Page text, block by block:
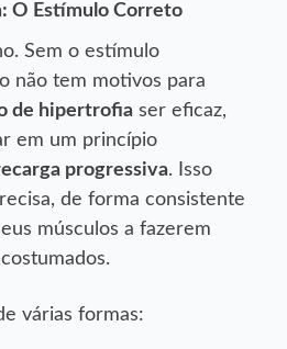
O Estímulo Correto
Sem o estímulo
não tem motivos para
de hipertrofia ser eficaz,
em um princípio
progressiva. Isso
de forma consistente
músculos a fazerem
várias formas: